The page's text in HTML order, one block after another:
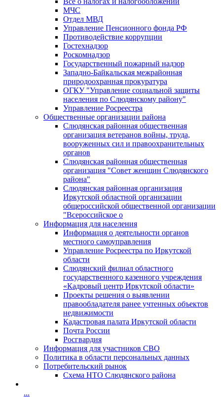
МЧС
Отдел МВД
Управление Пенсионного фонда РФ
Противодействие коррупции
Гостехнадзор
Роскомнадзор
Государственный пожарный надзор
Западно-Байкальская межрайонная
природоохранная прокуратура
ОГКУ "Управление социальной защиты
населения по Слюдянскому району"
Управление Росреестра
Общественные организации района
Слюдянская районная общественная
организация ветеранов войны, труда,
вооруженных сил и правоохранительных
органов
Слюдянская районная общественная
организация "Совет женщин Слюдянского
района"
Слюдянская районная организация
Иркутской областной организации
общероссийской общественной организации
"Всероссийское о
Информация для населения
Информация о деятельности органов
местного самоуправления
Управление Росреестра по Иркутской
области
Слюдянский филиал областного
государственного казенного учреждения
«Кадровый центр Иркутской области»
Проекты решения о выявлении
правообладателя ранее учтенных объектов
недвижимости
Кадастровая палата Иркутской области
Почта России
Росгвардия
Информация для участников СВО
Политика в области персональных данных
Потребительский рынок
Схема НТО Слюдянского района
...